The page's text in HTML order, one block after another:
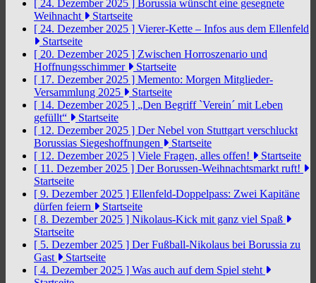
[ 24. Dezember 2025 ] Borussia wünscht eine gesegnete
Weihnacht
Startseite
[ 24. Dezember 2025 ] Vierer-Kette – Infos aus dem Ellenfeld
Startseite
[ 20. Dezember 2025 ] Zwischen Horroszenario und
Hoffnungsschimmer
Startseite
[ 17. Dezember 2025 ] Memento: Morgen Mitglieder-
Versammlung 2025
Startseite
[ 14. Dezember 2025 ] „Den Begriff `Verein´ mit Leben
gefüllt“
Startseite
[ 12. Dezember 2025 ] Der Nebel von Stuttgart verschluckt
Borussias Siegeshoffnungen
Startseite
[ 12. Dezember 2025 ] Viele Fragen, alles offen!
Startseite
[ 11. Dezember 2025 ] Der Borussen-Weihnachtsmarkt ruft!
Startseite
[ 9. Dezember 2025 ] Ellenfeld-Doppelpass: Zwei Kapitäne
dürfen feiern
Startseite
[ 8. Dezember 2025 ] Nikolaus-Kick mit ganz viel Spaß
Startseite
[ 5. Dezember 2025 ] Der Fußball-Nikolaus bei Borussia zu
Gast
Startseite
[ 4. Dezember 2025 ] Was auch auf dem Spiel steht